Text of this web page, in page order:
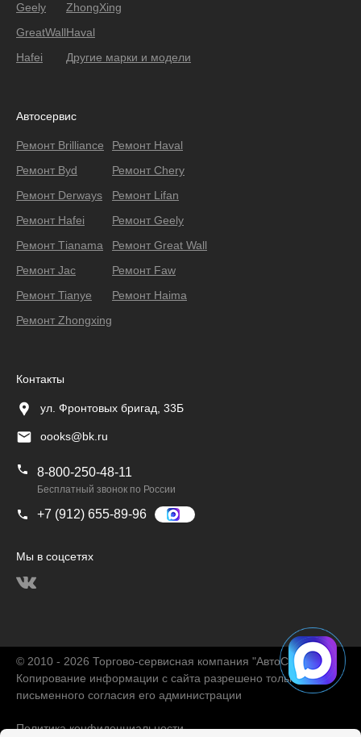
Geely
GreatWall
Hafei
ZhongXing
Haval
Другие марки и модели
Автосервис
Ремонт Brilliance
Ремонт Byd
Ремонт Derways
Ремонт Hafei
Ремонт Тianama
Ремонт Jac
Ремонт Tianye
Ремонт Zhongxing
Ремонт Haval
Ремонт Chery
Ремонт Lifan
Ремонт Geely
Ремонт Great Wall
Ремонт Faw
Ремонт Haima
Контакты
ул. Фронтовых бригад, 33Б
oooks@bk.ru
8-800-250-48-11
Бесплатный звонок по России
+7 (912) 655-89-96
Мы в соцсетях
© 2010 - 2026 Торгово-сервисная компания "АвтоChina"
Копирование информации с сайта разрешено только с
письменного согласия его администрации
Политика конфиденциальности